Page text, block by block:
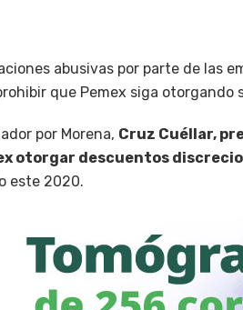
abusivas por parte de las
que Pemex siga otorgando
por Morena, Cruz Cuéllar,
otorgar descuentos
este 2020.